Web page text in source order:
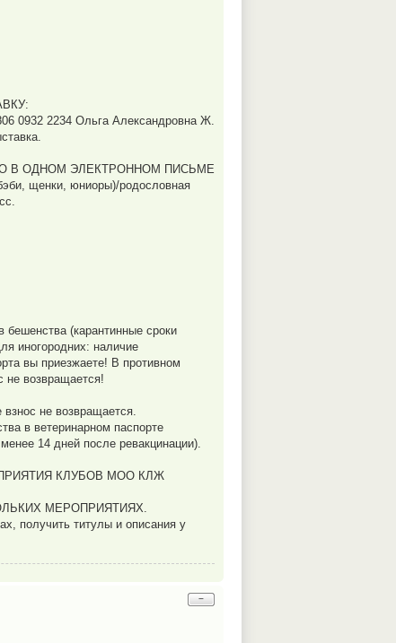
0932 2234 Ольга Александровна Ж.
В ОДНОМ ЭЛЕКТРОННОМ ПИСЬМЕ
щенки, юниоры)/родословная
(карантинные сроки
иногородних: наличие
вы приезжаете! В противном
не возвращается!
взнос не возвращается.
в ветеринарном паспорте
14 дней после ревакцинации).
КЛУБОВ МОО КЛЖ
МЕРОПРИЯТИЯХ.
получить титулы и описания у
−